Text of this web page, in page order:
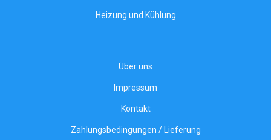
Heizung und Kühlung
Über uns
Impressum
Kontakt
Zahlungsbedingungen / Lieferung